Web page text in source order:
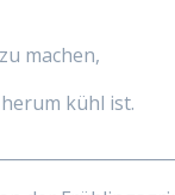
machen,
kühl ist.